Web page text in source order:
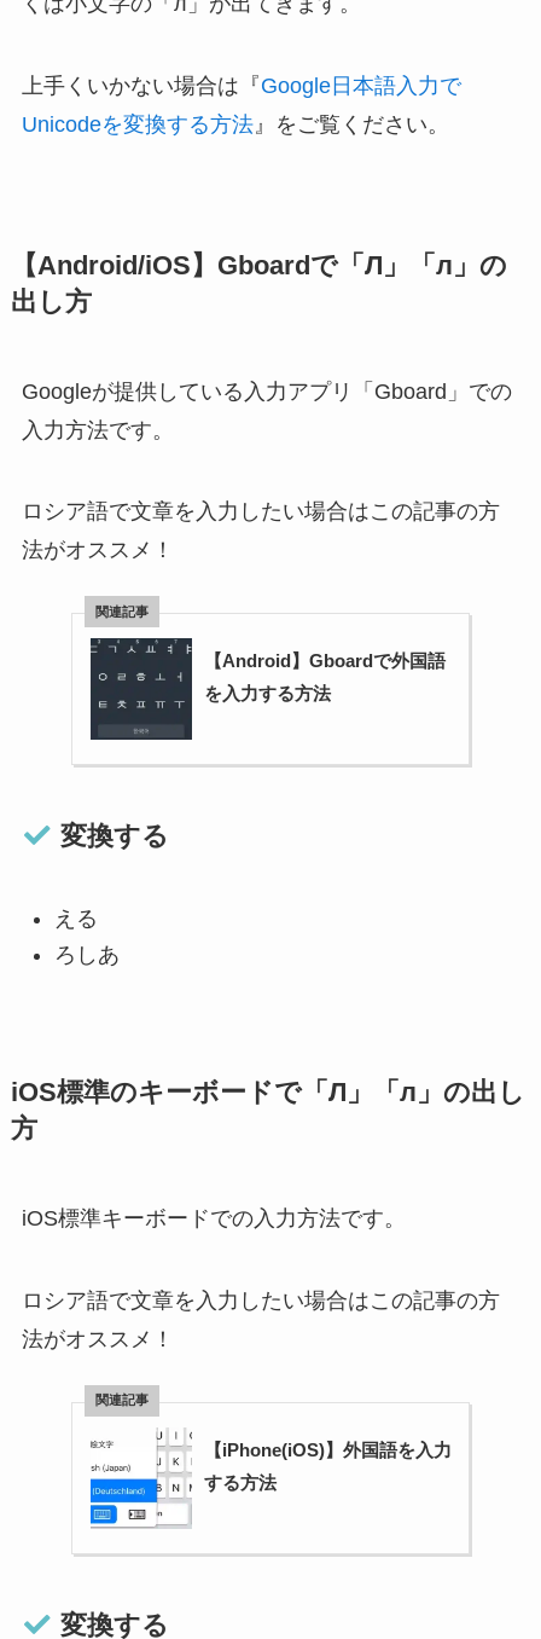
上手くいかない場合は『Google日本語入力で
Unicodeを変換する方法』をご覧ください。
【Android/iOS】Gboardで「Л」「л」の
出し方
Googleが提供している入力アプリ「Gboard」での
入力方法です。
ロシア語で文章を入力したい場合はこの記事の方
法がオススメ！
【Android】Gboardで外国語
を入力する方法
変換する
える
ろしあ
iOS標準のキーボードで「Л」「л」の出し
方
iOS標準キーボードでの入力方法です。
ロシア語で文章を入力したい場合はこの記事の方
法がオススメ！
【iPhone(iOS)】外国語を入力
する方法
変換する